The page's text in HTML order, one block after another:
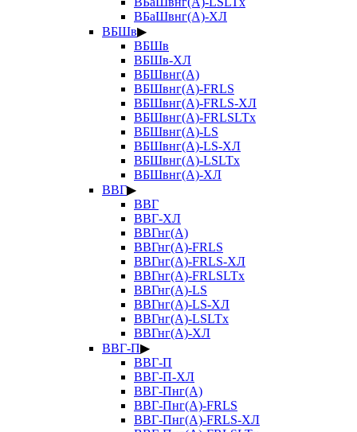
ВБаШвнг(А)-ХЛ
ВБШв▶
ВБШв
ВБШв-ХЛ
ВБШвнг(А)
ВБШвнг(А)-FRLS
ВБШвнг(А)-FRLS-ХЛ
ВБШвнг(А)-FRLSLTx
ВБШвнг(А)-LS
ВБШвнг(А)-LS-ХЛ
ВБШвнг(А)-LSLTx
ВБШвнг(А)-ХЛ
ВВГ▶
ВВГ
ВВГ-ХЛ
ВВГнг(А)
ВВГнг(А)-FRLS
ВВГнг(А)-FRLS-ХЛ
ВВГнг(А)-FRLSLTx
ВВГнг(А)-LS
ВВГнг(А)-LS-ХЛ
ВВГнг(А)-LSLTx
ВВГнг(А)-ХЛ
ВВГ-П▶
ВВГ-П
ВВГ-П-ХЛ
ВВГ-Пнг(А)
ВВГ-Пнг(А)-FRLS
ВВГ-Пнг(А)-FRLS-ХЛ